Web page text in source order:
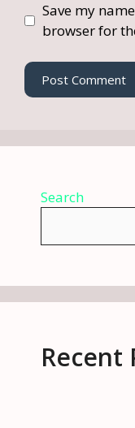
Save my
browser for
Search
Recent